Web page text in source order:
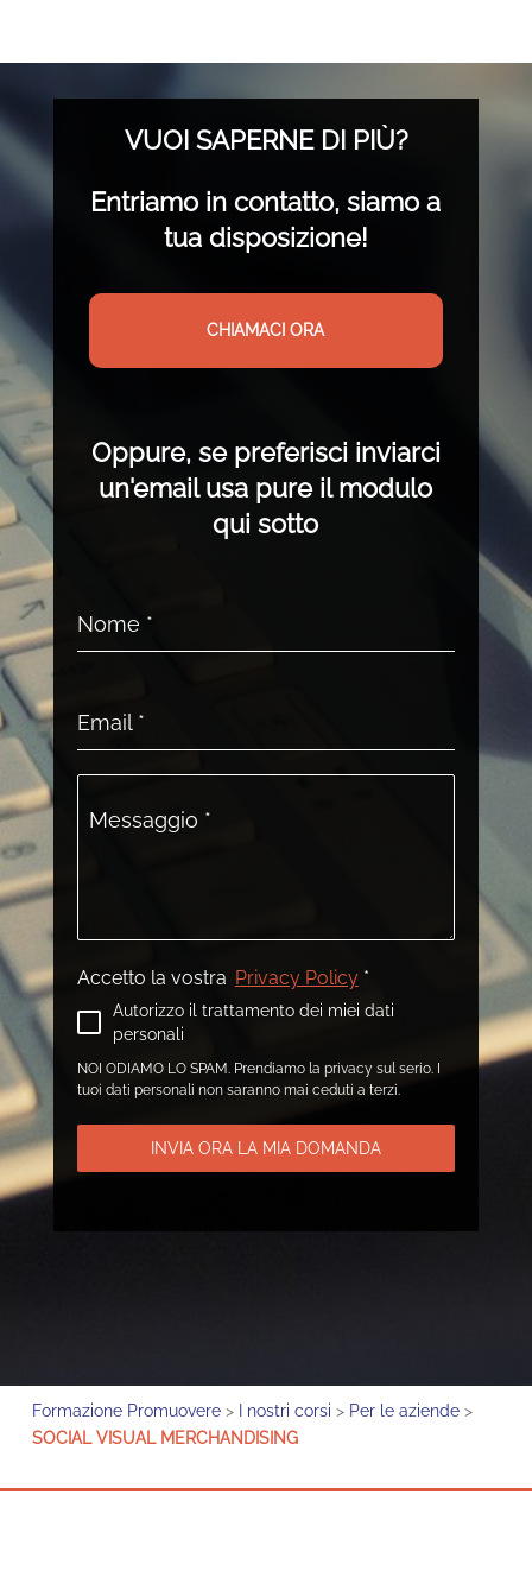
VUOI SAPERNE DI PIÙ?
Entriamo in contatto, siamo a
tua disposizione!
CHIAMACI ORA
Oppure, se preferisci inviarci
un'email usa pure il modulo
qui sotto
Nome *
Email *
Messaggio *
Accetto la vostra Privacy Policy *
Autorizzo il trattamento dei miei dati
personali
NOI ODIAMO LO SPAM. Prendiamo la privacy sul serio. I
tuoi dati personali non saranno mai ceduti a terzi.
INVIA ORA LA MIA DOMANDA
Formazione Promuovere> I nostri corsi > Per le aziende>
SOCIAL VISUAL MERCHANDISING